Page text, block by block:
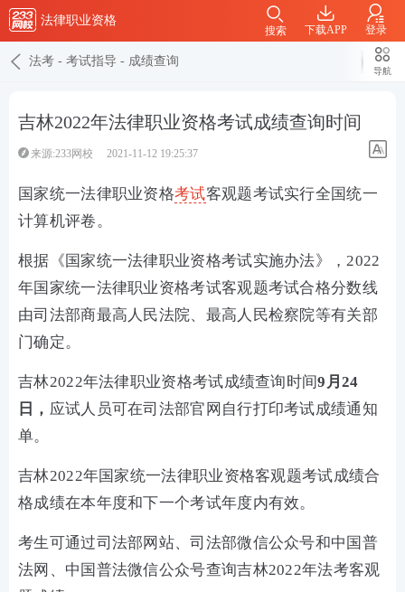
法律职业资格
下载APP 登录
搜索
法考 - 考试指导 - 成绩查询
导航
吉林2022年法律职业资格考试成绩查询时间
来源:233网校 2021-11-12 19:25:37
国家统一法律职业资格考试客观题考试实行全国统一
计算机评卷。
根据《国家统一法律职业资格考试实施办法》，2022
年国家统一法律职业资格考试客观题考试合格分数线
由司法部商最高人民法院、最高人民检察院等有关部
门确定。
吉林2022年法律职业资格考试成绩查询时间9月24
日， 应试人员可在司法部官网自行打印考试成绩通知
单。
吉林2022年国家统一法律职业资格客观题考试成绩合
格成绩在本年度和下一个考试年度内有效。
考生可通过司法部网站、司法部微信公众号和中国普
法网、中国普法微信公众号查询吉林2022年法考客观